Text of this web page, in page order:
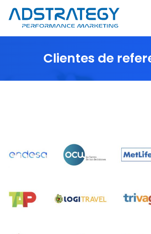
Clientes de